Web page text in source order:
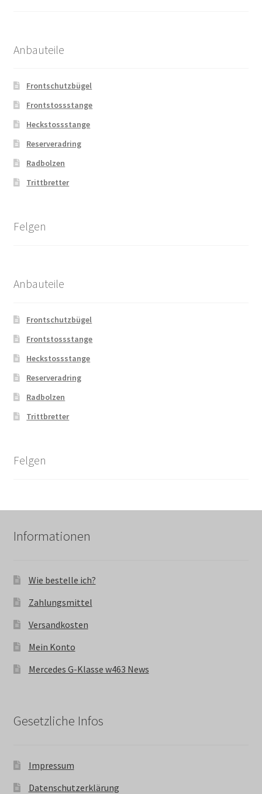
Anbauteile
Frontschutzbügel
Frontstossstange
Heckstossstange
Reserveradring
Radbolzen
Trittbretter
Felgen
Anbauteile
Frontschutzbügel
Frontstossstange
Heckstossstange
Reserveradring
Radbolzen
Trittbretter
Felgen
Informationen
Wie bestelle ich?
Zahlungsmittel
Versandkosten
Mein Konto
Mercedes G-Klasse w463 News
Gesetzliche Infos
Impressum
Datenschutzerklärung